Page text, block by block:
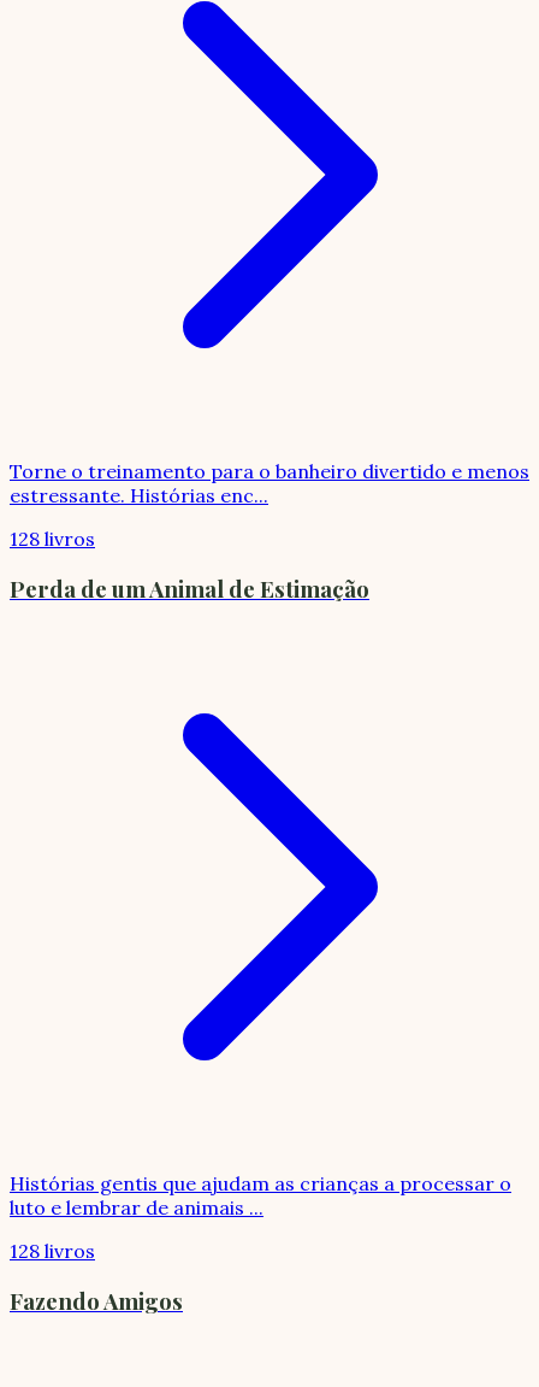
Torne o treinamento para o banheiro divertido e menos
estressante. Histórias enc...
128 livros
Perda de um Animal de Estimação
Histórias gentis que ajudam as crianças a processar o
luto e lembrar de animais ...
128 livros
Fazendo Amigos